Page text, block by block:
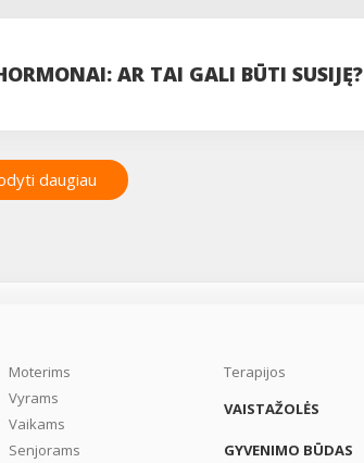
AR TAI GALI BŪTI SUSIJĘ?
daugiau
Moterims
Vyrams
Vaikams
Senjorams
Terapijos
VAISTAŽOLĖS
GYVENIMO BŪDAS